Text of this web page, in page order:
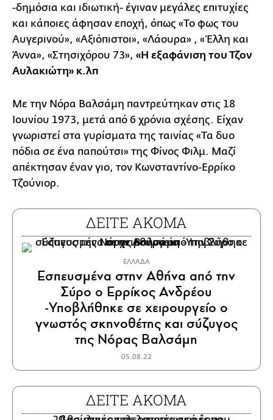
-δημόσια και ιδιωτική- έγιναν μεγάλες επιτυχίες
και κάποιες άφησαν εποχή, όπως «Το φως του
Αυγερινού», «Αξιόπιστοι», «Λάουρα» , «Έλλη και
Άννα», «Στησιχόρου 73», «Η εξαφάνιση του Τζον
Αυλακιώτη» κ.λπ
Με την Νόρα Βαλσάμη παντρεύτηκαν στις 18
Ιουνίου 1973, μετά από 6 χρόνια σχέσης. Είχαν
γνωριστεί στα γυρίσματα της ταινίας «Τα δυο
πόδια σε ένα παπούτσι» της Φίνος Φιλμ. Μαζί
απέκτησαν έναν γιο, τον Κωνσταντίνο-Ερρίκο
Τζούνιορ.
ΔΕΙΤΕ ΑΚΟΜΑ
ΕΛΛΑΔΑ
Εσπευσμένα στην Αθήνα από την
Σύρο ο Ερρίκος Ανδρέου
-Υποβλήθηκε σε χειρουργείο o
γνωστός σκηνοθέτης και σύζυγος
της Νόρας Βαλσάμη
05.08.22
ΔΕΙΤΕ ΑΚΟΜΑ